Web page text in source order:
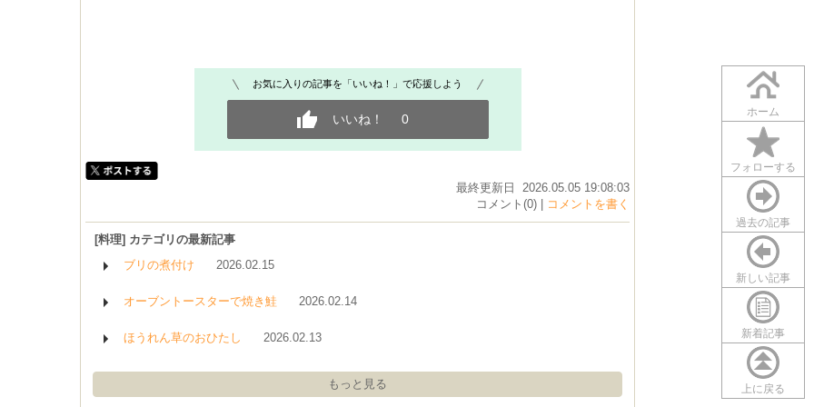
ホーム
フォローする
過去の記事
新しい記事
新着記事
上に戻る
お気に入りの記事を「いいね！」で応援しよう
いいね！ 0
最終更新日 2026.05.05 19:08:03
コメント(0) |
コメントを書く
[料理] カテゴリの最新記事
ブリの煮付け
2026.02.15
オーブントースターで焼き鮭 2026.02.14
ほうれん草のおひたし 2026.02.13
もっと見る